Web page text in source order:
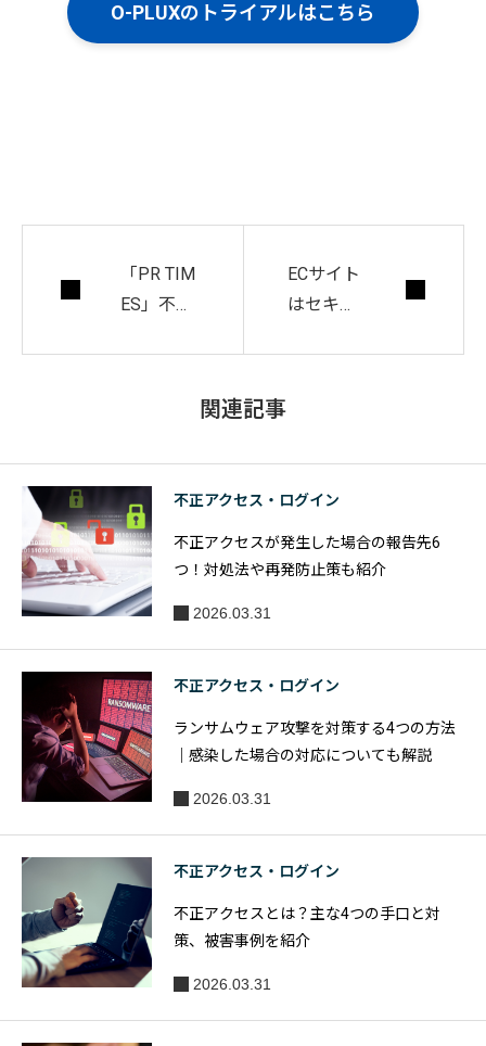
O-PLUXのトライアルはこちら
「PR TIM
ES」不正
報”の漏洩
を発表
ECサイト
はセキュ
関連記事
不正アクセス・ログイン
不正アクセスが発生した場合の報告先6
つ！対処法や再発防止策も紹介
2026.03.31
不正アクセス・ログイン
ランサムウェア攻撃を対策する4つの方法
｜感染した場合の対応についても解説
2026.03.31
不正アクセス・ログイン
不正アクセスとは？主な4つの手口と対
策、被害事例を紹介
2026.03.31